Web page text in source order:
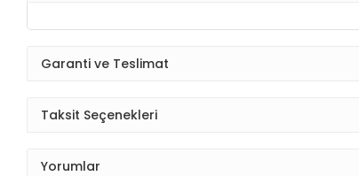
Garanti ve Teslimat
Taksit Seçenekleri
Yorumlar